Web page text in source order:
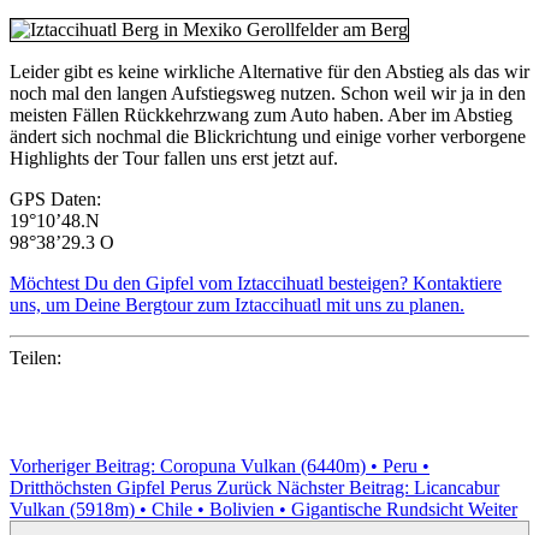
Leider gibt es keine wirkliche Alternative für den Abstieg als das wir
noch mal den langen Aufstiegsweg nutzen. Schon weil wir ja in den
meisten Fällen Rückkehrzwang zum Auto haben. Aber im Abstieg
ändert sich nochmal die Blickrichtung und einige vorher verborgene
Highlights der Tour fallen uns erst jetzt auf.
GPS Daten:
19°10’48.N
98°38’29.3 O
Möchtest Du den Gipfel vom Iztaccihuatl besteigen? Kontaktiere
uns, um Deine Bergtour zum Iztaccihuatl mit uns zu planen.
Teilen:
Vorheriger Beitrag: Coropuna Vulkan (6440m) • Peru •
Dritthöchsten Gipfel Perus Zurück Nächster Beitrag: Licancabur
Vulkan (5918m) • Chile • Bolivien • Gigantische Rundsicht Weiter